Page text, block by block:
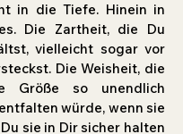
in die Tiefe. Hinein in
Die Zartheit, die Du
vielleicht sogar vor
Die Weisheit, die
Größe so unendlich
würde, wenn sie
sie in Dir sicher halten